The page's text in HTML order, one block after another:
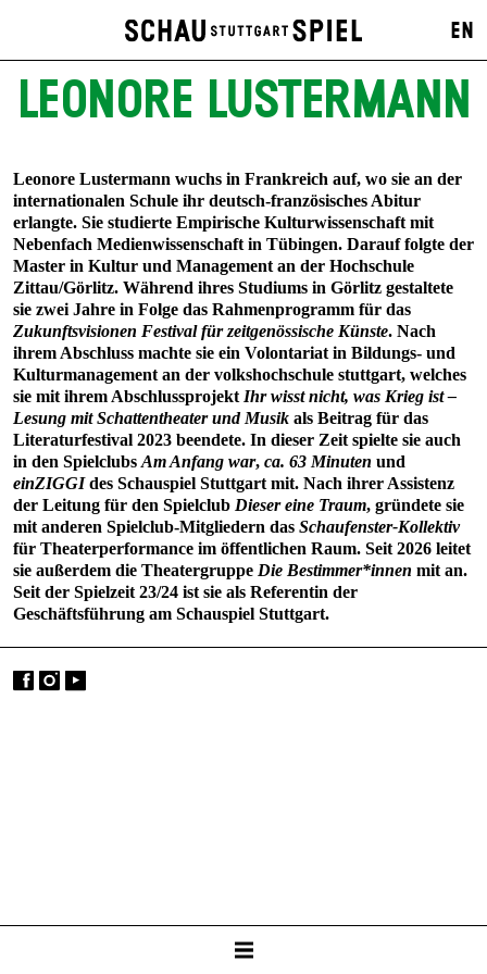
EN
LEONORE LUSTERMANN
Leonore Lustermann wuchs in Frankreich auf, wo sie an der
internationalen Schule ihr deutsch-französisches Abitur
erlangte. Sie studierte Empirische Kulturwissenschaft mit
Nebenfach Medienwissenschaft in Tübingen. Darauf folgte der
Master in Kultur und Management an der Hochschule
Zittau/Görlitz. Während ihres Studiums in Görlitz gestaltete
sie zwei Jahre in Folge das Rahmenprogramm für das
Zukunftsvisionen Festival für zeitgenössische Künste. Nach
ihrem Abschluss machte sie ein Volontariat in Bildungs- und
Kulturmanagement an der volkshochschule stuttgart, welches
sie mit ihrem Abschlussprojekt Ihr wisst nicht, was Krieg ist –
Lesung mit Schattentheater und Musik als Beitrag für das
Literaturfestival 2023 beendete. In dieser Zeit spielte sie auch
in den Spielclubs Am Anfang war, ca. 63 Minuten und
einZIGGIdes Schauspiel Stuttgart mit. Nach ihrer Assistenz
der Leitung für den Spielclub Dieser eine Traum, gründete sie
mit anderen Spielclub-Mitgliedern das Schaufenster-Kollektiv
für Theaterperformance im öffentlichen Raum. Seit 2026 leitet
sie außerdem die Theatergruppe Die Bestimmer*innen mit an.
Seit der Spielzeit 23/24 ist sie als Referentin der
Geschäftsführung am Schauspiel Stuttgart.